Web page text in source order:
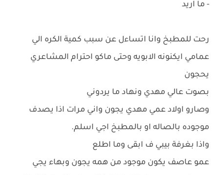
- ما اريد
رحت للمطبخ وانا اتساءل عن سبب كمية الكره الي
عمامي ايكنونه الابويه وحتى ماكو احترام المشاعري
يحجون
بصوت عالي مهدي ونهاد ما يردوني
وصارو اولاد عمي مهدي يجون واني مرات اذا يصدف
موجوده بالصاله او بالمطبخ اجي اسلم.
واذا بغرفة بيبي ف ابقى وما اطلع
عمو عاصف يكون موجود من همه يجون وبهاء يجي